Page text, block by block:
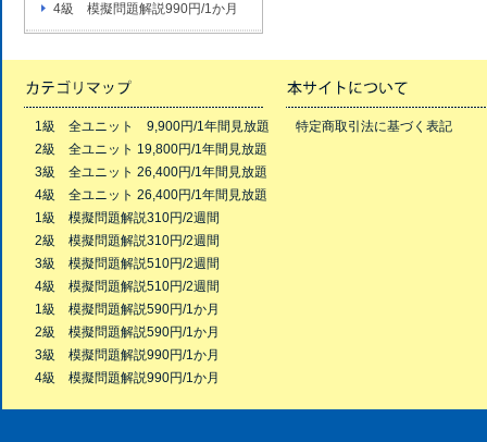
4級 模擬問題解説990円/1か月
1級 全ユニット 9,900円/1年間見放題
2級 全ユニット 19,800円/1年間見放題
3級 全ユニット 26,400円/1年間見放題
4級 全ユニット 26,400円/1年間見放題
1級 模擬問題解説310円/2週間
2級 模擬問題解説310円/2週間
3級 模擬問題解説510円/2週間
4級 模擬問題解説510円/2週間
1級 模擬問題解説590円/1か月
2級 模擬問題解説590円/1か月
3級 模擬問題解説990円/1か月
4級 模擬問題解説990円/1か月
特定商取引法に基づく表記